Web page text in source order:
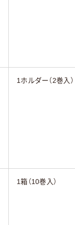
1ホルダー（2巻入）
1箱（10巻入）